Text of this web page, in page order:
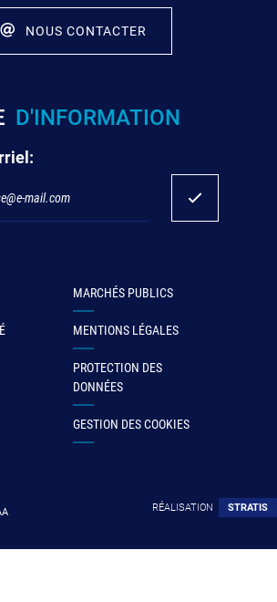
NOUS CONTACTER
D'INFORMATION
MARCHÉS PUBLICS
MENTIONS LÉGALES
PROTECTION DES
DONNÉES
GESTION DES COOKIES
RÉALISATION STRATIS